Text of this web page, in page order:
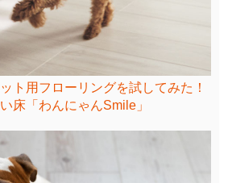
ト用フローリングを試してみた！
床「わんにゃんSmile」